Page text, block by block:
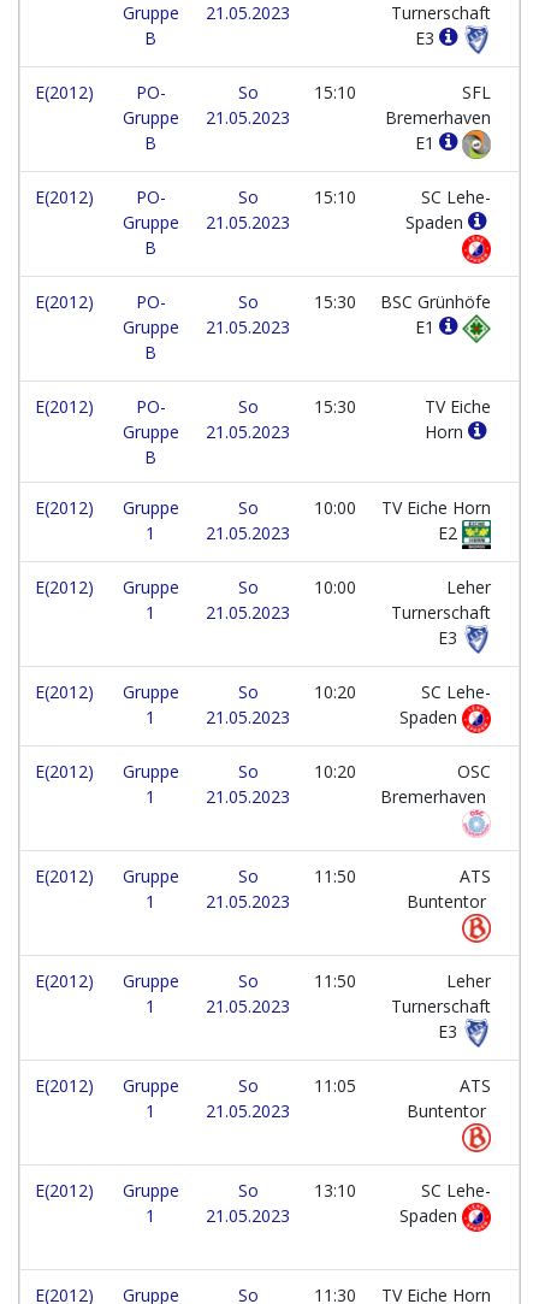
Gruppe
B
21.05.2023
Turnerschaft
E3
E(2012)
PO-
Gruppe
B
So
21.05.2023
15:10
SFL
Bremerhaven
E1
E(2012)
PO-
Gruppe
B
So
21.05.2023
15:10
SC Lehe-
Spaden
E(2012)
PO-
Gruppe
B
So
21.05.2023
15:30
BSC Grünhöfe
E1
E(2012)
PO-
Gruppe
B
So
21.05.2023
15:30
TV Eiche
Horn
E(2012)
Gruppe
1
So
21.05.2023
10:00
TV Eiche Horn
E2
E(2012)
Gruppe
1
So
21.05.2023
10:00
Leher
Turnerschaft
E3
E(2012)
Gruppe
1
So
21.05.2023
10:20
SC Lehe-
Spaden
E(2012)
Gruppe
1
So
21.05.2023
10:20
OSC
Bremerhaven
E(2012)
Gruppe
1
So
21.05.2023
11:50
ATS
Buntentor
E(2012)
Gruppe
1
So
21.05.2023
11:50
Leher
Turnerschaft
E3
E(2012)
Gruppe
1
So
21.05.2023
11:05
ATS
Buntentor
E(2012)
Gruppe
1
So
21.05.2023
13:10
SC Lehe-
Spaden
E(2012)
Gruppe
So
11:30
TV Eiche Horn